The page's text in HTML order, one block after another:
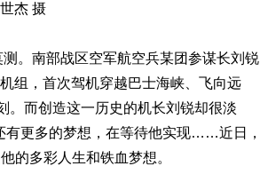
杰 摄
。南部战区空军航空兵某团参谋长刘锐
组，首次驾机穿越巴士海峡、飞向远
。而创造这一历史的机长刘锐却很淡
有更多的梦想，在等待他实现……近日，
的多彩人生和铁血梦想。